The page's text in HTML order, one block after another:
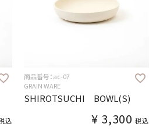
込
商品番号：ac-07
GRAIN WARE
SHIROTSUCHI BOWL(S)
¥ 3,300 税込